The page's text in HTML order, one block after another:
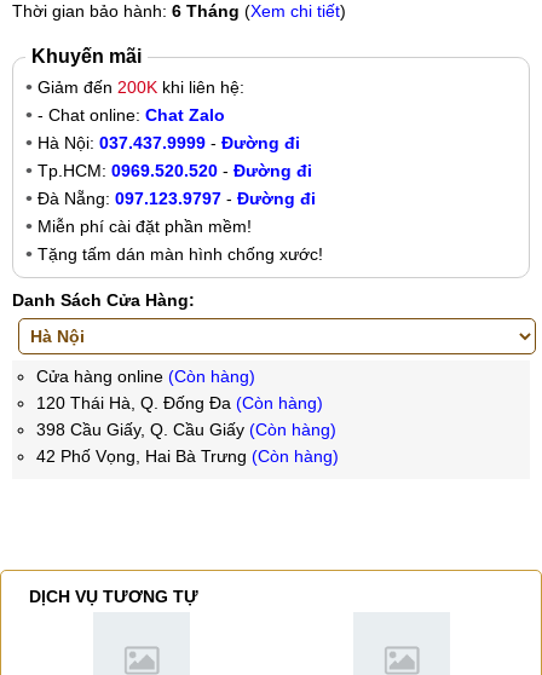
Thời gian bảo hành: 6 Tháng (Xem chi tiết)
Khuyến mãi
Giảm đến 200K khi liên hệ:
- Chat online: Chat Zalo
Hà Nội: 037.437.9999 - Đường đi
Tp.HCM: 0969.520.520 - Đường đi
Đà Nẵng: 097.123.9797 - Đường đi
Miễn phí cài đặt phần mềm!
Tặng tấm dán màn hình chống xước!
Danh Sách Cửa Hàng:
Cửa hàng online (Còn hàng)
120 Thái Hà, Q. Đống Đa (Còn hàng)
398 Cầu Giấy, Q. Cầu Giấy (Còn hàng)
42 Phố Vọng, Hai Bà Trưng (Còn hàng)
DỊCH VỤ TƯƠNG TỰ